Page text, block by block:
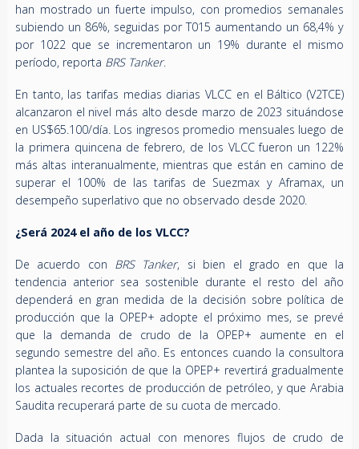
han mostrado un fuerte impulso, con promedios semanales
subiendo un 86%, seguidas por T015 aumentando un 68,4% y
por 1022 que se incrementaron un 19% durante el mismo
período, reporta BRS Tanker.
En tanto, las tarifas medias diarias VLCC en el Báltico (V2TCE)
alcanzaron el nivel más alto desde marzo de 2023 situándose
en US$65.100/día. Los ingresos promedio mensuales luego de
la primera quincena de febrero, de los VLCC fueron un 122%
más altas interanualmente, mientras que están en camino de
superar el 100% de las tarifas de Suezmax y Aframax, un
desempeño superlativo que no observado desde 2020.
¿Será 2024 el año de los VLCC?
De acuerdo con BRS Tanker, si bien el grado en que la
tendencia anterior sea sostenible durante el resto del año
dependerá en gran medida de la decisión sobre política de
producción que la OPEP+ adopte el próximo mes, se prevé
que la demanda de crudo de la OPEP+ aumente en el
segundo semestre del año. Es entonces cuando la consultora
plantea la suposición de que la OPEP+ revertirá gradualmente
los actuales recortes de producción de petróleo, y que Arabia
Saudita recuperará parte de su cuota de mercado.
Dada la situación actual con menores flujos de crudo de